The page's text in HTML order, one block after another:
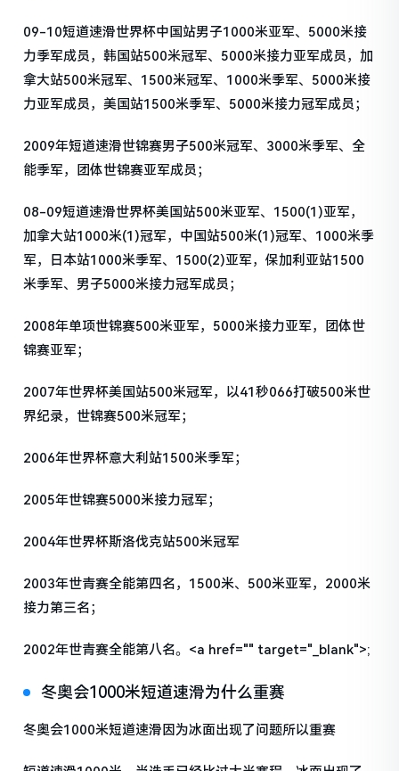
09-10短道速滑世界杯中国站男子1000米亚军、5000米接
力季军成员，韩国站500米冠军、5000米接力亚军成员，加
拿大站500米冠军、1500米冠军、1000米季军、5000米接
力亚军成员，美国站1500米季军、5000米接力冠军成员；
2009年短道速滑世锦赛男子500米冠军、3000米季军、全
能季军，团体世锦赛亚军成员；
08-09短道速滑世界杯美国站500米亚军、1500(1)亚军，
加拿大站1000米(1)冠军，中国站500米(1)冠军、1000米季
军，日本站1000米季军、1500(2)亚军，保加利亚站1500
米季军、男子5000米接力冠军成员；
2008年单项世锦赛500米亚军，5000米接力亚军，团体世
锦赛亚军；
2007年世界杯美国站500米冠军，以41秒066打破500米世
界纪录，世锦赛500米冠军；
2006年世界杯意大利站1500米季军；
2005年世锦赛5000米接力冠军；
2004年世界杯斯洛伐克站500米冠军
2003年世青赛全能第四名，1500米、500米亚军，2000米
接力第三名；
2002年世青赛全能第八名。<a href="" target="_blank">;
冬奥会1000米短道速滑为什么重赛
冬奥会1000米短道速滑因为冰面出现了问题所以重赛